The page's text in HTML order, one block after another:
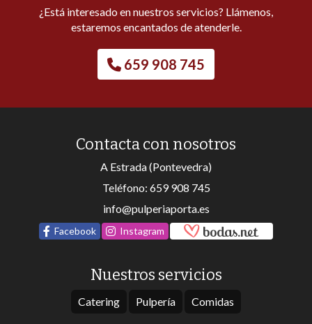
¿Está interesado en nuestros servicios? Llámenos,
estaremos encantados de atenderle.
659 908 745
Nuestros servicios
Catering Pulpería Comidas
Contacta con nosotros
A Estrada (Pontevedra)
Teléfono: 659 908 745
info@pulperiaporta.es
Facebook Instagram